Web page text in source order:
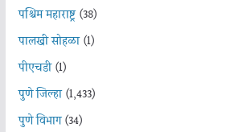
पश्चिम महाराष्ट्र(38)
पालखी सोहळा(1)
पीएचडी(1)
पुणे जिल्हा(1,433)
पुणे विभाग(34)